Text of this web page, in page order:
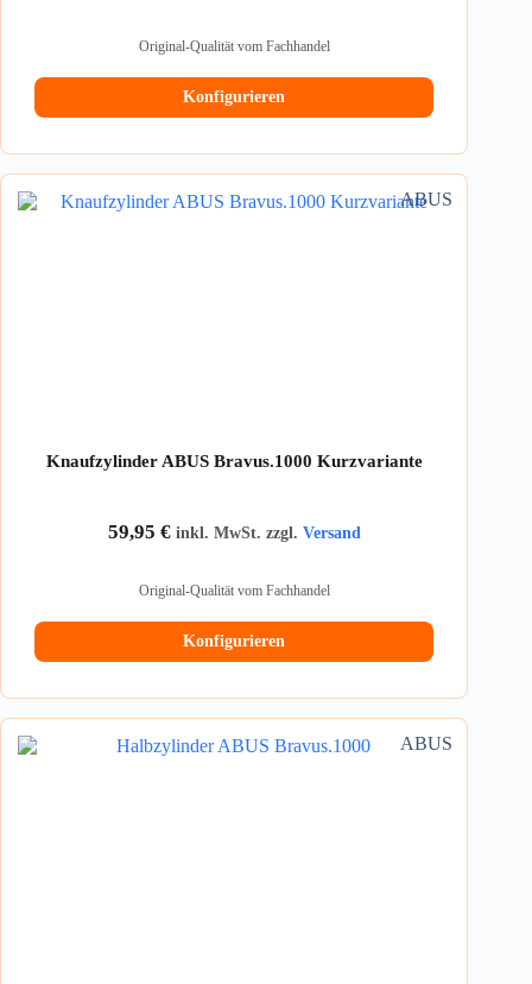
Original-Qualität vom Fachhandel
Konfigurieren
ABUS
Knaufzylinder ABUS Bravus.1000 Kurzvariante
59,95 € inkl. MwSt. zzgl. Versand
Original-Qualität vom Fachhandel
Konfigurieren
ABUS